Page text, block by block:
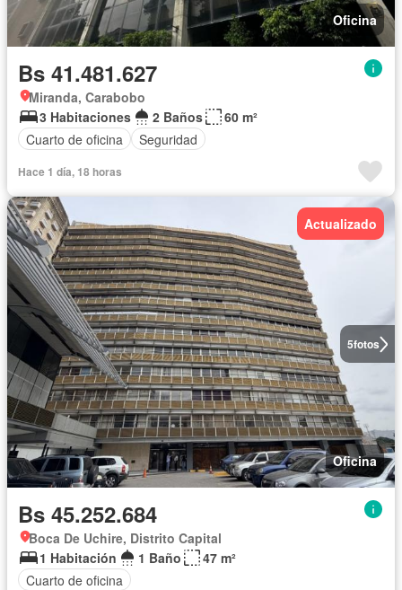
Oficina
Bs 41.481.627
Miranda, Carabobo
3 Habitaciones
2 Baños
60 m²
Cuarto de oficina
Seguridad
Hace 1 día, 18 horas
5fotos
Actualizado
Oficina
Bs 45.252.684
Boca De Uchire, Distrito Capital
1 Habitación
1 Baño
47 m²
Cuarto de oficina